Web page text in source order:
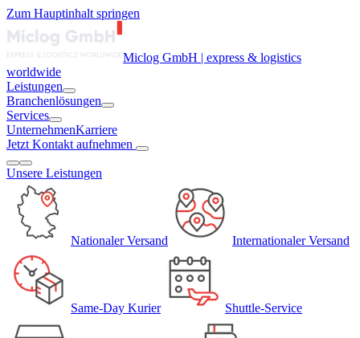
Zum Hauptinhalt springen
Miclog GmbH | express & logistics
worldwide
Leistungen
Branchenlösungen
Services
UnternehmenKarriere
Jetzt Kontakt aufnehmen
Unsere Leistungen
Nationaler Versand Internationaler Versand
Same-Day Kurier Shuttle-Service